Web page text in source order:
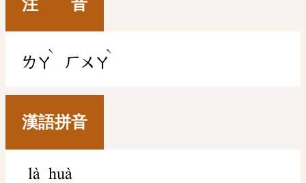
注 音
ㄌㄚ
ˋ
ㄏㄨㄚ
ˋ
漢語拼音
là huà